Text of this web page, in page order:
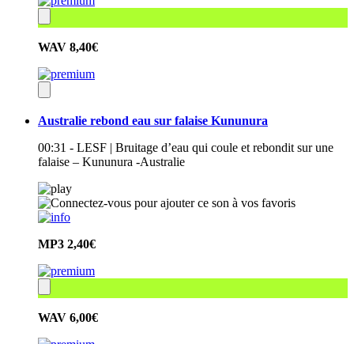
WAV 8,40€
Australie rebond eau sur falaise Kununura
00:31 - LESF | Bruitage d’eau qui coule et rebondit sur une
falaise – Kununura -Australie
MP3 2,40€
WAV 6,00€